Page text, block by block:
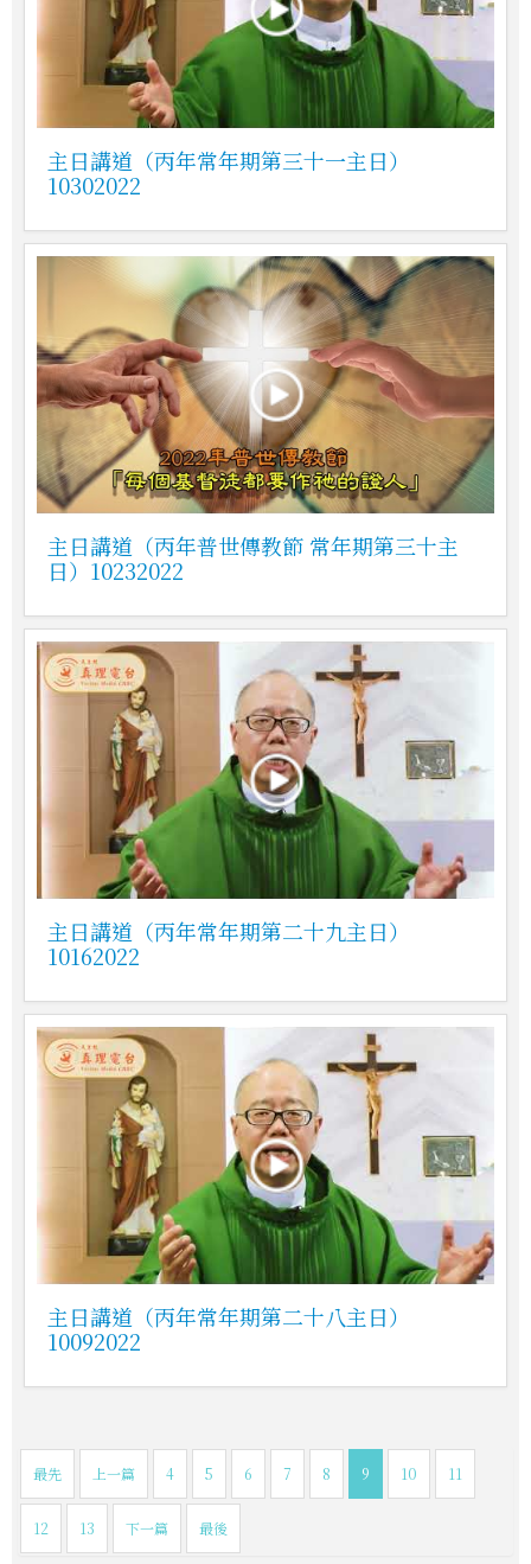
主日講道（丙年常年期第三十一主日）
10302022
主日講道（丙年普世傳教節 常年期第三十主
日）10232022
主日講道（丙年常年期第二十九主日）
10162022
主日講道（丙年常年期第二十八主日）
10092022
最先 上一篇 4 5 6 7 8 9 10 11
12 13 下一篇 最後